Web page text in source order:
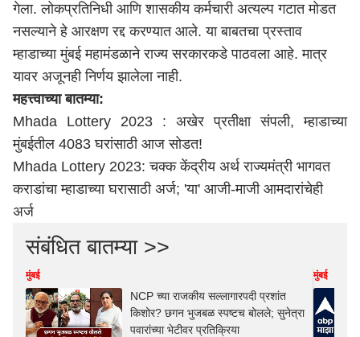
गेला. लोकप्रतिनिधी आणि शासकीय कर्मचारी अत्यल्प गटात मोडत
नसल्याने हे आरक्षण रद्द करण्यात आले. या बाबतचा प्रस्ताव
म्हाडाच्या मुंबई महामंडळाने राज्य सरकारकडे पाठवला आहे. मात्र
यावर अजूनही निर्णय झालेला नाही.
महत्त्वाच्या बातम्या:
Mhada Lottery 2023 : अखेर प्रतीक्षा संपली, म्हाडाच्या
मुंबईतील 4083 घरांसाठी आज सोडत!
Mhada Lottery 2023: चक्क केंद्रीय अर्थ राज्यमंत्री भागवत
कराडांचा म्हाडाच्या घरासाठी अर्ज; 'या' आजी-माजी आमदारांचेही
अर्ज
संबंधित बातम्या >>
मुंबई
NCP च्या राजकीय सल्लागारपदी प्रशांत
किशोर? छगन भुजबळ स्पष्टच बोलले; सुनेत्रा
पवारांच्या भेटीवर प्रतिक्रिया
मुंबई